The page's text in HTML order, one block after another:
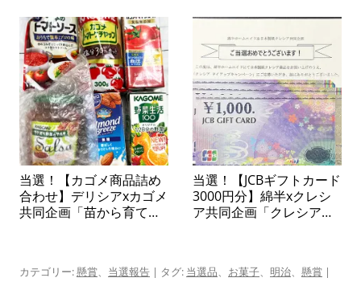
当選！【カゴメ商品詰め
合わせ】デリシアxカゴメ
共同企画「苗から育てて
当選！【JCBギフトカード
3000円分】綿半xクレシ
ア共同企画「クレシアタ
カテゴリー:懸賞、 当選報告 | タグ: 当選品、 お菓子、 明治、 懸賞 |